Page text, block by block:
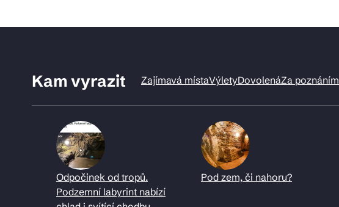
Kam vyrazit Zajímavá místaVýletyDovolenáZa poznáním
Odpočinek od tropů.
Podzemní labyrint nabízí
Pod zem, či nahoru?